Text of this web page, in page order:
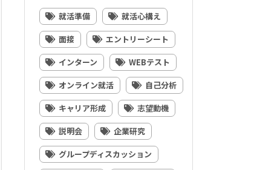
就活準備
就活心構え
面接
エントリーシート
インターン
WEBテスト
オンライン就活
自己分析
キャリア形成
志望動機
説明会
企業研究
グループディスカッション